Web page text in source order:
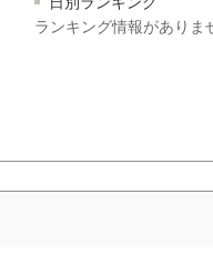
ランキング情報がありま